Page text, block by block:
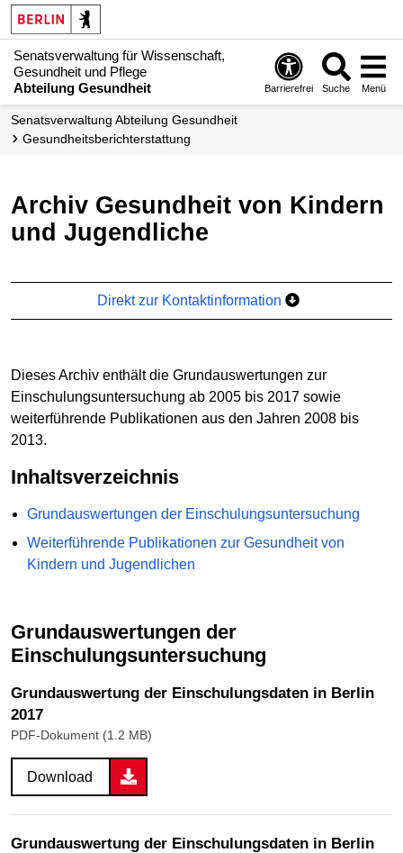
Senatsverwaltung für Wissenschaft,
Gesundheit und Pflege
Abteilung Gesundheit
Barrierefrei Suche Menü
Senats­verwaltung Abteilung Gesundheit
Gesundheits­bericht­erstattung
Archiv Gesundheit von Kindern
und Jugendliche
Direkt zur Kontaktinformation
Dieses Archiv enthält die Grundauswertungen zur
Einschulungsuntersuchung ab 2005 bis 2017 sowie
weiterführende Publikationen aus den Jahren 2008 bis
2013.
Inhaltsverzeichnis
Grundauswertungen der Einschulungsuntersuchung
Weiterführende Publikationen zur Gesundheit von
Kindern und Jugendlichen
Grundauswertungen der
Einschulungsuntersuchung
Grundauswertung der Einschulungsdaten in Berlin
2017
PDF-Dokument (1.2 MB)
Download
Grundauswertung der Einschulungsdaten in Berlin